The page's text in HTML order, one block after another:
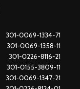
301-0069-1334-71
301-0069-1358-11
301-0226-8116-21
301-0155-3809-11
301-0069-1347-21